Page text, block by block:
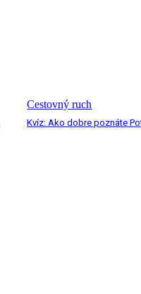
Cestovný ruch
Kvíz: Ako dobre poznáte